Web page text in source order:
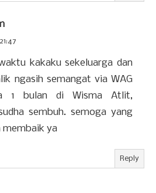
kakaku sekeluarga dan
ngasih semangat via WAG
1 bulan di Wisma Atlit,
sembuh. semoga yang
membaik ya
Reply